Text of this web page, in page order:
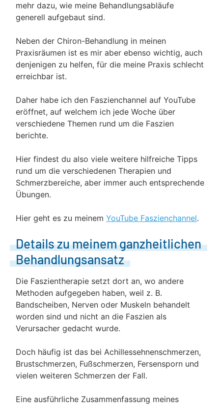
mehr dazu, wie meine Behandlungsabläufe
generell aufgebaut sind.
Neben der Chiron-Behandlung in meinen
Praxisräumen ist es mir aber ebenso wichtig, auch
denjenigen zu helfen, für die meine Praxis schlecht
erreichbar ist.
Daher habe ich den Faszienchannel auf YouTube
eröffnet, auf welchem ich jede Woche über
verschiedene Themen rund um die Faszien
berichte.
Hier findest du also viele weitere hilfreiche Tipps
rund um die verschiedenen Therapien und
Schmerzbereiche, aber immer auch entsprechende
Übungen.
Hier geht es zu meinem YouTube Faszienchannel.
Details zu meinem ganzheitlichen
Behandlungsansatz
Die Faszientherapie setzt dort an, wo andere
Methoden aufgegeben haben, weil z. B.
Bandscheiben, Nerven oder Muskeln behandelt
worden sind und nicht an die Faszien als
Verursacher gedacht wurde.
Doch häufig ist das bei Achillessehnenschmerzen,
Brustschmerzen, Fußschmerzen, Fersensporn und
vielen weiteren Schmerzen der Fall.
Eine ausführliche Zusammenfassung meines